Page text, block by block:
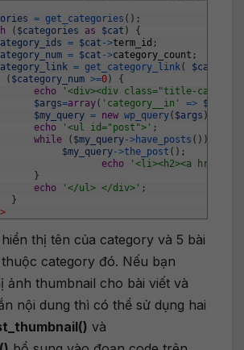
= get_categories ( ) ;
( $categories as $cat )
{
= $cat ->term_id ;
= $cat ->category_count ;
= get_category_link(
( $category_num >=0 )
{
echo
'<div><div class="title-
$args=array( 'category__in' =>
$my_query = new wp_query( $args )
echo
'<ul id="post">' ;
while
( $my_query->have_posts ( ) )
$my_query->the_post ( ) ;
echo
'<li><h2><a href="'
}
echo
'</ul> </div>' ;
}
thị tên của category và 5 bài
category đó. Nếu bạn
ảnh thumbnail cho bài viết và
nội dung thì có thể sử dụng hai
và